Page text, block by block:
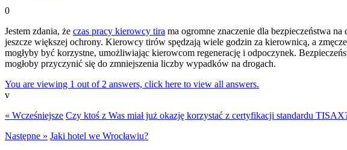
0
Jestem zdania, że czas pracy kierowcy tira ma ogromne znaczenie dla bezpieczeństwa
jeszcze większej ochrony. Kierowcy tirów spędzają wiele godzin za kierownicą, a
mogłyby być korzystne, umożliwiając kierowcom regenerację i odpoczynek.
mogłoby przyczynić się do zmniejszenia liczby wypadków na drogach.
You are viewing 1 out of 2 answers, click here to view all answers.
v
« Wcześniejsze Czy ktoś z Was miał już okazję korzystać z certyfikacji standardu
Następne » Jaki hotel we Wrocławiu?